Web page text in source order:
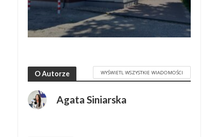
O Autorze WYŚWIETL WSZYSTKIE WIADOMOŚCI
Agata Siniarska